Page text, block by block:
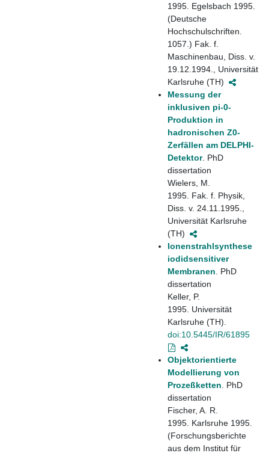
1995. Egelsbach 1995.
(Deutsche
Hochschulschriften.
1057.) Fak. f.
Maschinenbau, Diss. v.
19.12.1994., Universität
Karlsruhe (TH)
Messung der
inklusiven pi-0-
Produktion in
hadronischen Z0-
Zerfällen am DELPHI-
Detektor. PhD
dissertation
Wielers, M.
1995. Fak. f. Physik,
Diss. v. 24.11.1995.,
Universität Karlsruhe
(TH)
Ionenstrahlsynthese
iodidsensitiver
Membranen . PhD
dissertation
Keller, P.
1995. Universität
Karlsruhe (TH).
doi:10.5445/IR/61895
Objektorientierte
Modellierung von
Prozeßketten . PhD
dissertation
Fischer, A. R.
1995. Karlsruhe 1995.
(Forschungsberichte
aus dem Institut für